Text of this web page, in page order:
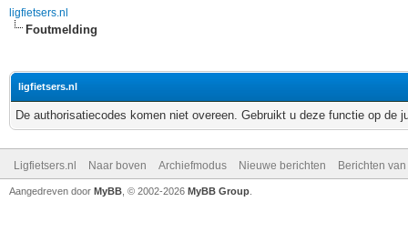
ligfietsers.nl
Foutmelding
ligfietsers.nl
De authorisatiecodes komen niet overeen. Gebruikt u deze functie op de
Ligfietsers.nl Naar boven Archiefmodus Nieuwe berichten Berichten
Aangedreven door MyBB , © 2002-2026 MyBB Group